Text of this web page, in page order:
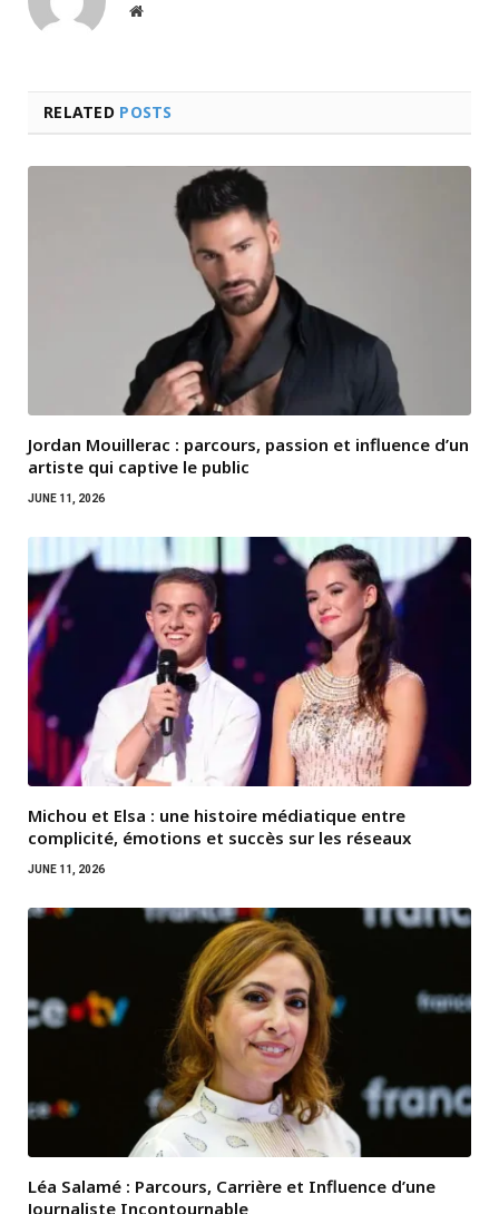
Website
RELATED POSTS
Jordan Mouillerac : parcours, passion et influence d’un
artiste qui captive le public
JUNE 11, 2026
Michou et Elsa : une histoire médiatique entre
complicité, émotions et succès sur les réseaux
JUNE 11, 2026
Léa Salamé : Parcours, Carrière et Influence d’une
Journaliste Incontournable